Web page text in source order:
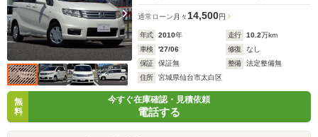
通常ローン 月々 14,500円
年式 2010年 走行 10.2万km
車検
'27/06 修復
なし
保証
保証無 整備
法定整備無
住所
宮城県仙台市太白区
無
料
今すぐ在庫確認・見積依頼
電話する